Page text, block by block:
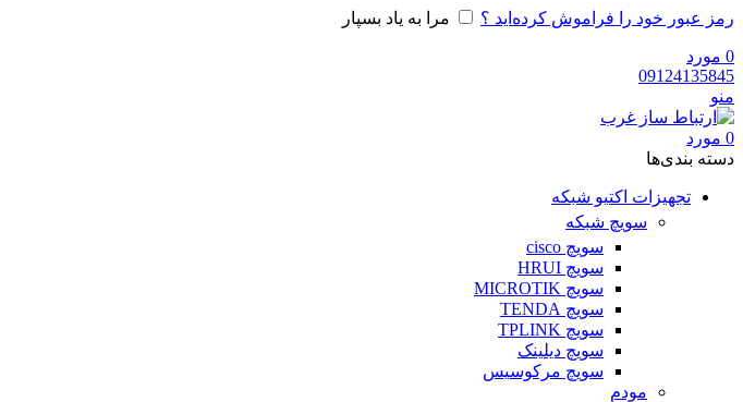
رمز عبور خود را فراموش کرده‌اید ؟ مرا به یاد بسپار
0 مورد
09124135845
منو
0 مورد
دسته‌ بندی‌ها
تجهیزات اکتیو شبکه
سویچ شبکه
سویچ cisco
سویچ HRUI
سویچ MICROTIK
سویچ TENDA
سویچ TPLINK
سویچ دیلینک
سویچ مرکوسیس
مودم